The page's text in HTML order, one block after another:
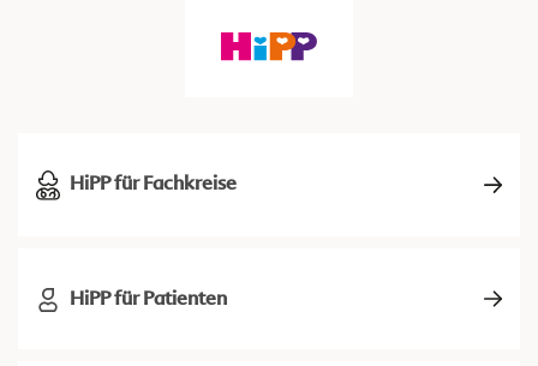
HiPP für Fachkreise
HiPP für Patienten